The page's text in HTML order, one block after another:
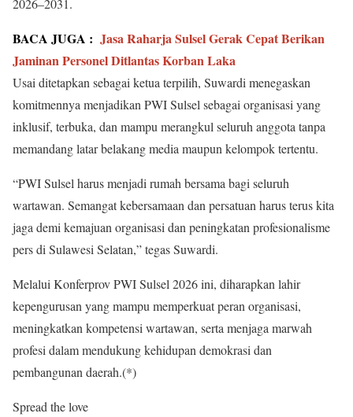
2026–2031.
BACA JUGA : Jasa Raharja Sulsel Gerak Cepat Berikan
Jaminan Personel Ditlantas Korban Laka
Usai ditetapkan sebagai ketua terpilih, Suwardi menegaskan
komitmennya menjadikan PWI Sulsel sebagai organisasi yang
inklusif, terbuka, dan mampu merangkul seluruh anggota tanpa
memandang latar belakang media maupun kelompok tertentu.
“PWI Sulsel harus menjadi rumah bersama bagi seluruh
wartawan. Semangat kebersamaan dan persatuan harus terus kita
jaga demi kemajuan organisasi dan peningkatan profesionalisme
pers di Sulawesi Selatan,” tegas Suwardi.
Melalui Konferprov PWI Sulsel 2026 ini, diharapkan lahir
kepengurusan yang mampu memperkuat peran organisasi,
meningkatkan kompetensi wartawan, serta menjaga marwah
profesi dalam mendukung kehidupan demokrasi dan
pembangunan daerah.(*)
Spread the love